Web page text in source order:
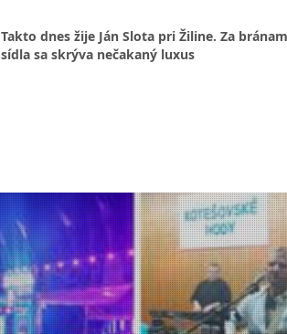
Takto dnes žije Ján Slota pri Žiline. Za
sídla sa skrýva nečakaný luxus